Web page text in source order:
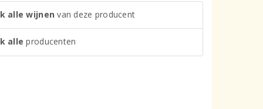
alle wijnen van deze producent
alle producenten